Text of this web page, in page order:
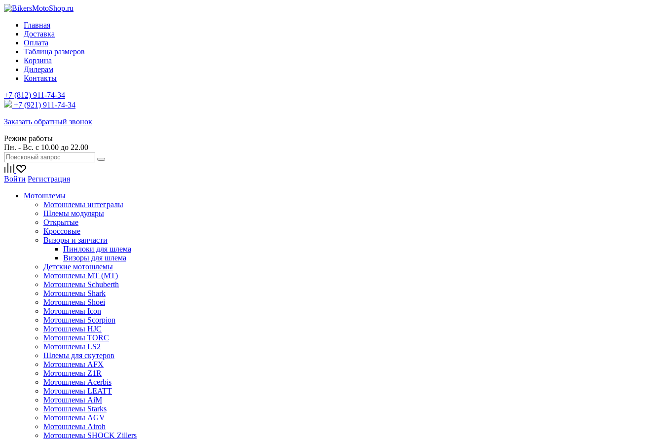
Главная
Доставка
Оплата
Таблица размеров
Корзина
Дилерам
Контакты
+7 (812) 911-74-34
+7 (921) 911-74-34
Заказать обратный звонок
Режим работы
Пн. - Вс. с 10.00 до 22.00
Войти Регистрация
Мотошлемы
Мотошлемы интегралы
Шлемы модуляры
Открытые
Кросcовые
Визоры и запчасти
Пинлоки для шлема
Визоры для шлема
Детские мотошлемы
Мотошлемы MT (МТ)
Мотошлемы Schuberth
Мотошлемы Shark
Мотошлемы Shoei
Мотошлемы Icon
Мотошлемы Scorpion
Мотошлемы HJC
Мотошлемы TORC
Мотошлемы LS2
Шлемы для скутеров
Мотошлемы AFX
Мотошлемы Z1R
Мотошлемы Acerbis
Мотошлемы LEATT
Мотошлемы AiM
Мотошлемы Starks
Мотошлемы AGV
Мотошлемы Airoh
Мотошлемы SHOCK Zillers